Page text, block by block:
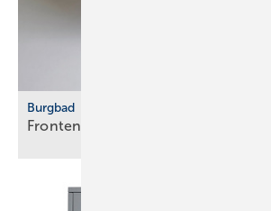
Burgbad
Fronten vertikal